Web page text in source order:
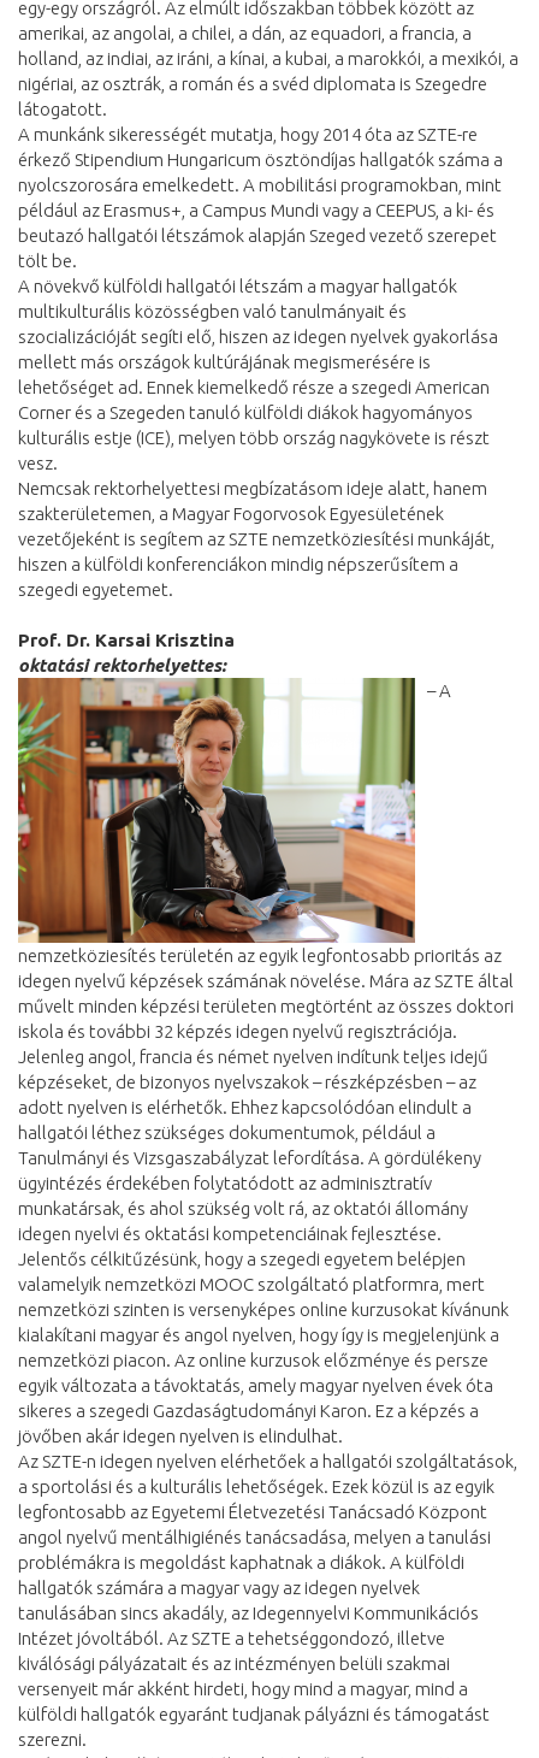
egy-egy országról. Az elmúlt időszakban többek között az
amerikai, az angolai, a chilei, a dán, az equadori, a francia, a
holland, az indiai, az iráni, a kínai, a kubai, a marokkói, a mexikói, a
nigériai, az osztrák, a román és a svéd diplomata is Szegedre
látogatott.
A munkánk sikerességét mutatja, hogy 2014 óta az SZTE-re
érkező Stipendium Hungaricum ösztöndíjas hallgatók száma a
nyolcszorosára emelkedett. A mobilitási programokban, mint
például az Erasmus+, a Campus Mundi vagy a CEEPUS, a ki- és
beutazó hallgatói létszámok alapján Szeged vezető szerepet
tölt be.
A növekvő külföldi hallgatói létszám a magyar hallgatók
multikulturális közösségben való tanulmányait és
szocializációját segíti elő, hiszen az idegen nyelvek gyakorlása
mellett más országok kultúrájának megismerésére is
lehetőséget ad. Ennek kiemelkedő része a szegedi American
Corner és a Szegeden tanuló külföldi diákok hagyományos
kulturális estje (ICE), melyen több ország nagykövete is részt
vesz.
Nemcsak rektorhelyettesi megbízatásom ideje alatt, hanem
szakterületemen, a Magyar Fogorvosok Egyesületének
vezetőjeként is segítem az SZTE nemzetköziesítési munkáját,
hiszen a külföldi konferenciákon mindig népszerűsítem a
szegedi egyetemet.
Prof. Dr. Karsai Krisztina
oktatási rektorhelyettes:
– A
nemzetköziesítés területén az egyik legfontosabb prioritás az
idegen nyelvű képzések számának növelése. Mára az SZTE által
művelt minden képzési területen megtörtént az összes doktori
iskola és további 32 képzés idegen nyelvű regisztrációja.
Jelenleg angol, francia és német nyelven indítunk teljes idejű
képzéseket, de bizonyos nyelvszakok – részképzésben – az
adott nyelven is elérhetők. Ehhez kapcsolódóan elindult a
hallgatói léthez szükséges dokumentumok, például a
Tanulmányi és Vizsgaszabályzat lefordítása. A gördülékeny
ügyintézés érdekében folytatódott az adminisztratív
munkatársak, és ahol szükség volt rá, az oktatói állomány
idegen nyelvi és oktatási kompetenciáinak fejlesztése.
Jelentős célkitűzésünk, hogy a szegedi egyetem belépjen
valamelyik nemzetközi MOOC szolgáltató platformra, mert
nemzetközi szinten is versenyképes online kurzusokat kívánunk
kialakítani magyar és angol nyelven, hogy így is megjelenjünk a
nemzetközi piacon. Az online kurzusok előzménye és persze
egyik változata a távoktatás, amely magyar nyelven évek óta
sikeres a szegedi Gazdaságtudományi Karon. Ez a képzés a
jövőben akár idegen nyelven is elindulhat.
Az SZTE-n idegen nyelven elérhetőek a hallgatói szolgáltatások,
a sportolási és a kulturális lehetőségek. Ezek közül is az egyik
legfontosabb az Egyetemi Életvezetési Tanácsadó Központ
angol nyelvű mentálhigiénés tanácsadása, melyen a tanulási
problémákra is megoldást kaphatnak a diákok. A külföldi
hallgatók számára a magyar vagy az idegen nyelvek
tanulásában sincs akadály, az Idegennyelvi Kommunikációs
Intézet jóvoltából. Az SZTE a tehetséggondozó, illetve
kiválósági pályázatait és az intézményen belüli szakmai
versenyeit már akként hirdeti, hogy mind a magyar, mind a
külföldi hallgatók egyaránt tudjanak pályázni és támogatást
szerezni.